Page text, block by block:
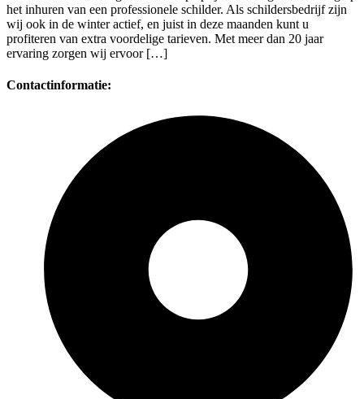
het inhuren van een professionele schilder. Als schildersbedrijf zijn
wij ook in de winter actief, en juist in deze maanden kunt u
profiteren van extra voordelige tarieven. Met meer dan 20 jaar
ervaring zorgen wij ervoor […]
Contactinformatie: